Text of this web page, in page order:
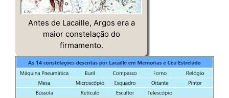
Antes de Lacaille, Argos era a
maior constelação do
firmamento.